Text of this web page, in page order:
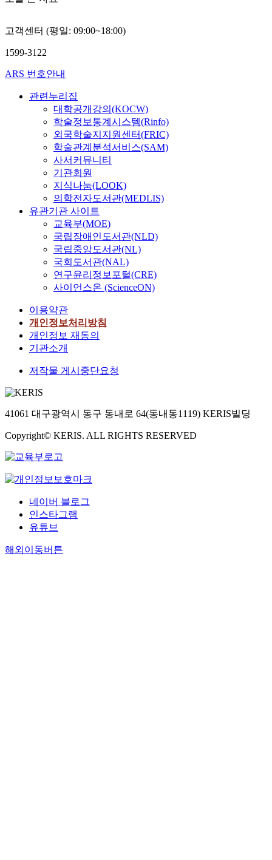
고객센터 (평일: 09:00~18:00)
1599-3122
ARS 번호안내
관련누리집
대학공개강의(KOCW)
학술정보통계시스템(Rinfo)
외국학술지지원센터(FRIC)
학술관계분석서비스(SAM)
사서커뮤니티
기관회원
지식나눔(LOOK)
의학전자도서관(MEDLIS)
유관기관 사이트
교육부(MOE)
국립장애인도서관(NLD)
국립중앙도서관(NL)
국회도서관(NAL)
연구윤리정보포털(CRE)
사이언스온 (ScienceON)
이용약관
개인정보처리방침
개인정보 재동의
기관소개
저작물 게시중단요청
41061 대구광역시 동구 동내로 64(동내동1119) KERIS빌딩
Copyright© KERIS. ALL RIGHTS RESERVED
네이버 블로그
인스타그램
유튜브
해외이동버튼